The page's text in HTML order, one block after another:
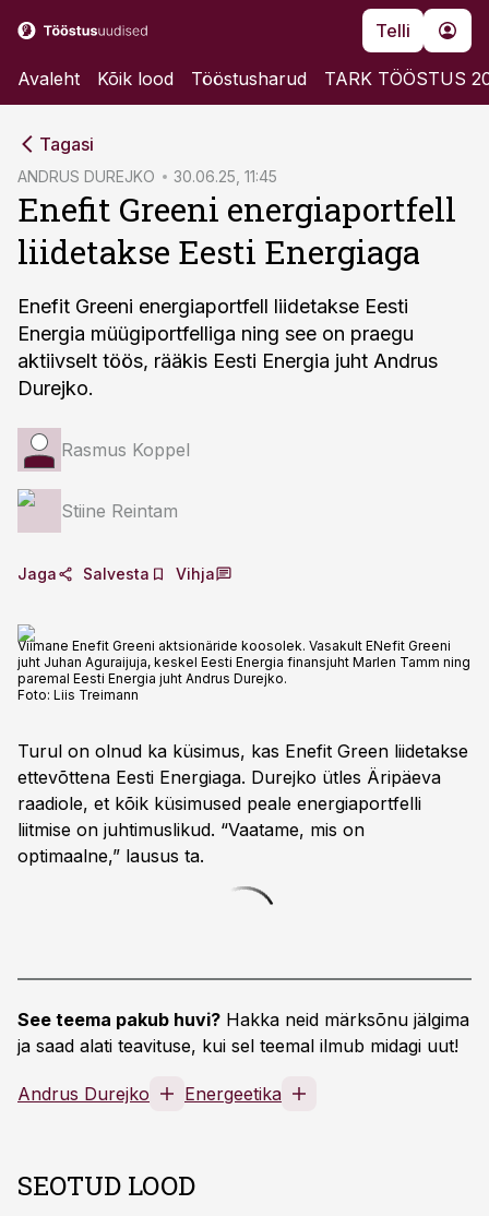
Telli
Avaleht Kõik lood Tööstusharud TARK TÖÖSTUS
Tagasi
ANDRUS DUREJKO 30.06.25, 11:45
Enefit Greeni energiaportfell
liidetakse Eesti Energiaga
Enefit Greeni energiaportfell liidetakse Eesti
Energia müügiportfelliga ning see on praegu
aktiivselt töös, rääkis Eesti Energia juht Andrus
Durejko.
Rasmus Koppel
Stiine Reintam
Jaga Salvesta Vihja
Viimane Enefit Greeni aktsionäride koosolek. Vasakult ENefit Greeni
juht Juhan Aguraijuja, keskel Eesti Energia finansjuht Marlen Tamm ning
paremal Eesti Energia juht Andrus Durejko.
Foto: Liis Treimann
Turul on olnud ka küsimus, kas Enefit Green liidetakse
ettevõttena Eesti Energiaga. Durejko ütles Äripäeva
raadiole, et kõik küsimused peale energiaportfelli
liitmise on juhtimuslikud. “Vaatame, mis on
optimaalne,” lausus ta.
See teema pakub huvi? Hakka neid märksõnu jälgima
ja saad alati teavituse, kui sel teemal ilmub midagi uut!
Andrus Durejko Energeetika
SEOTUD LOOD